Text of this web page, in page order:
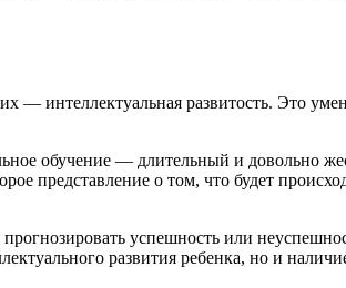
интеллектуальная развитость. Это
обучение — длительный и довольно
представление о том, что будет
успешность или
развития ребенка, но и